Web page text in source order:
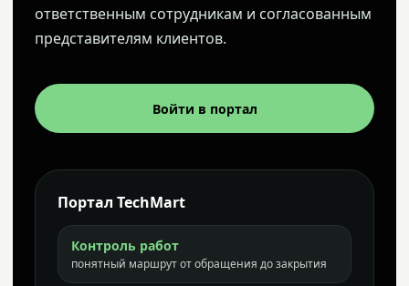
ответственным сотрудникам и согласованным
представителям клиентов.
Войти в портал
Портал TechMart
Контроль работ
понятный маршрут от обращения до закрытия